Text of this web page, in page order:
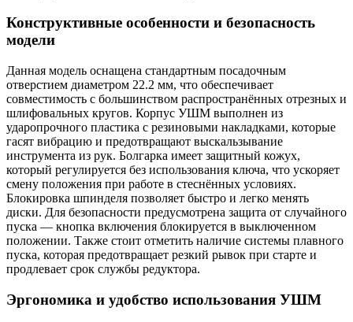
Конструктивные особенности и безопасность
модели
Данная модель оснащена стандартным посадочным
отверстием диаметром 22.2 мм, что обеспечивает
совместимость с большинством распространённых отрезных и
шлифовальных кругов. Корпус УШМ выполнен из
ударопрочного пластика с резиновыми накладками, которые
гасят вибрацию и предотвращают выскальзывание
инструмента из рук. Болгарка имеет защитный кожух,
который регулируется без использования ключа, что ускоряет
смену положения при работе в стеснённых условиях.
Блокировка шпинделя позволяет быстро и легко менять
диски. Для безопасности предусмотрена защита от случайного
пуска — кнопка включения блокируется в выключенном
положении. Также стоит отметить наличие системы плавного
пуска, которая предотвращает резкий рывок при старте и
продлевает срок службы редуктора.
Эргономика и удобство использования УШМ